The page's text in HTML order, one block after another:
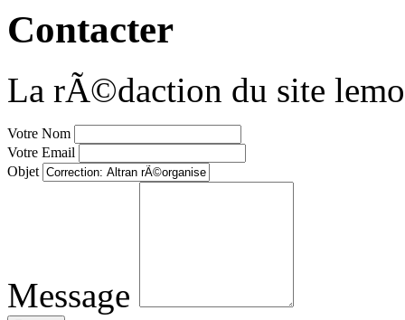
Contacter
La rÃ©daction du site
Votre Nom
Votre Email
Objet
Message